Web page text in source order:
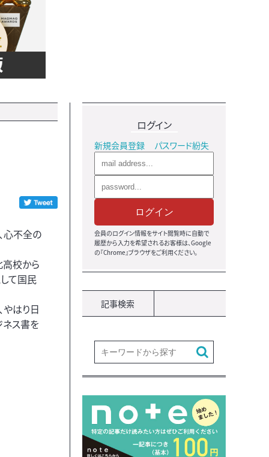
心不全の
校から
て国民
はり日
ス書を
ログイン
新規会員登録 パスワード紛失
ログイン
会員のログイン情報をサイト閲覧時に自動で
履歴から入力を希望されるお客様は、Google
の『Chrome』ブラウザをご利用ください。
記事検索